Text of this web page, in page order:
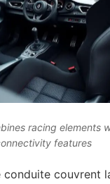
racing elements
features
conduite couvrent